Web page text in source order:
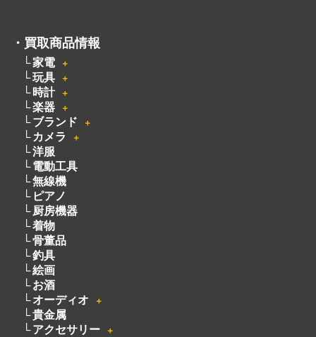
・ 買取商品情報
家電 ＋
玩具 ＋
時計 ＋
楽器 ＋
ブランド ＋
カメラ ＋
洋服
電動工具
無線機
ピアノ
厨房機器
着物
骨董品
釣具
絵画
お酒
オーディオ
＋
貴金属
アクセサリー
＋